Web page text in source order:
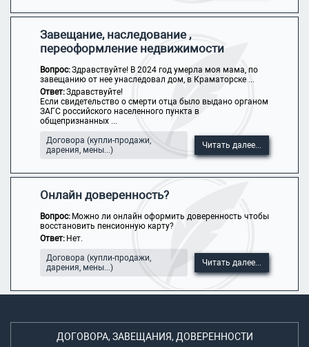
Завещание, наследование ,
переоформление недвижимости
Вопрос:Здравствуйте! В 2024 год умерла моя мама, по
завещанию от нее унаследовал дом, в Краматорске ...
Ответ:Здравствуйте!
Если свидетельство о смерти отца было выдано органом
ЗАГС российского населенного пункта в
общепризнанных ...
Договора (купли-продажи,
дарения, мены...)
Читать далее...
Онлайн доверенность?
Вопрос: Можно ли онлайн оформить доверенность чтобы
восстановить пенсионную карту?
Ответ: Нет.
Договора (купли-продажи,
дарения, мены...)
Читать далее...
ДОГОВОРА, ЗАВЕЩАНИЯ, ДОВЕРЕННОСТИ